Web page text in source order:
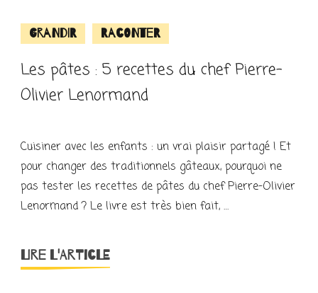
Grandir Raconter
Les pâtes : 5 recettes du chef Pierre-
Olivier Lenormand
Cuisiner avec les enfants : un vrai plaisir partagé ! Et
pour changer des traditionnels gâteaux, pourquoi ne
pas tester les recettes de pâtes du chef Pierre-Olivier
Lenormand ? Le livre est très bien fait, …
LIRE L'ARTICLE